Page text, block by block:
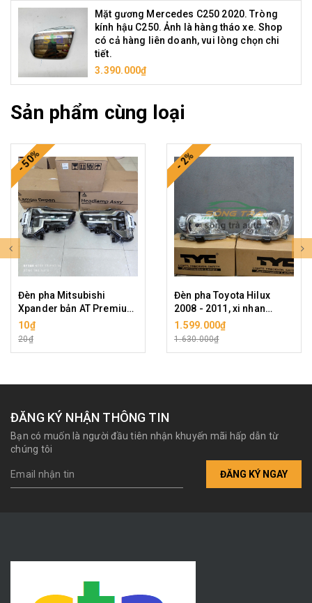
Mặt gương Mercedes C250 2020. Tròng
kính hậu C250. Ảnh là hàng tháo xe. Shop
có cả hàng liên doanh, vui lòng chọn chi
tiết.
3.390.000₫
Sản phẩm cùng loại
- 50%
Đèn pha Mitsubishi
Xpander bản AT Premium
2022-2025 LED
(Indonesia). Giá bán cho
hàng ạ!
10₫
20₫
- 2%
Đèn pha Toyota Hilux
2008 - 2011, xi nhan
trắng, hàng hiệu TYC cao
cấp
1.599.000₫
1.630.000₫
ĐĂNG KÝ NHẬN THÔNG TIN
Bạn có muốn là người đầu tiên nhận khuyến mãi hấp dẫn từ
chúng tôi
ĐĂNG KÝ NGAY